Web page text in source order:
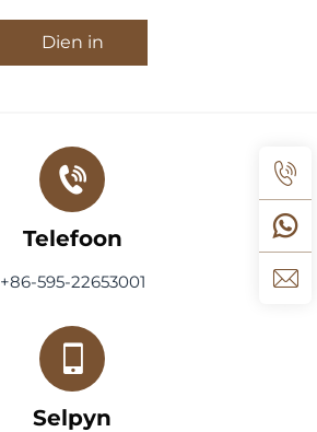
Dien in
Telefoon
+86-595-22653001
Selpyn